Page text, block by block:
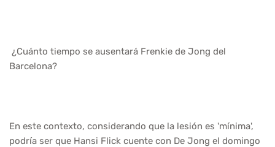
¿Cuánto tiempo se ausentará Frenkie de Jong del
Barcelona?
En este contexto, considerando que la lesión es 'mínima',
podría ser que Hansi Flick cuente con De Jong el domingo